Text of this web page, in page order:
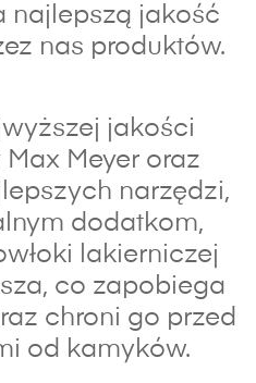
najlepszą jakość
nas produktów.
jakości
Meyer oraz
narzędzi,
dodatkom,
lakierniczej
co zapobiega
chroni go przed
od kamyków.